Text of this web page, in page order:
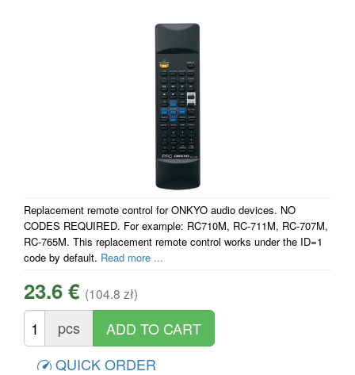
Replacement remote control for ONKYO audio devices. NO
CODES REQUIRED. For example: RC710M, RC-711M, RC-707M,
RC-765M. This replacement remote control works under the ID=1
code by default. Read more ...
23.6 € (104.8 zł)
pcs
QUICK ORDER